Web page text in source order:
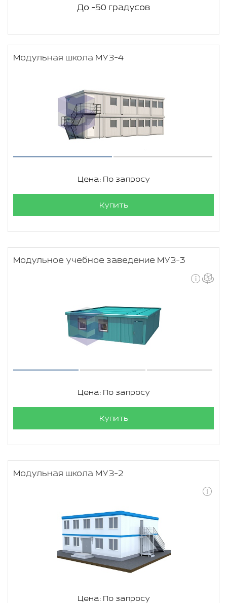
До -50 градусов
Модульная школа МУЗ-4
Цена: По запросу
Купить
Модульное учебное заведение МУЗ-3
Цена: По запросу
Купить
Модульная школа МУЗ-2
Цена: По запросу